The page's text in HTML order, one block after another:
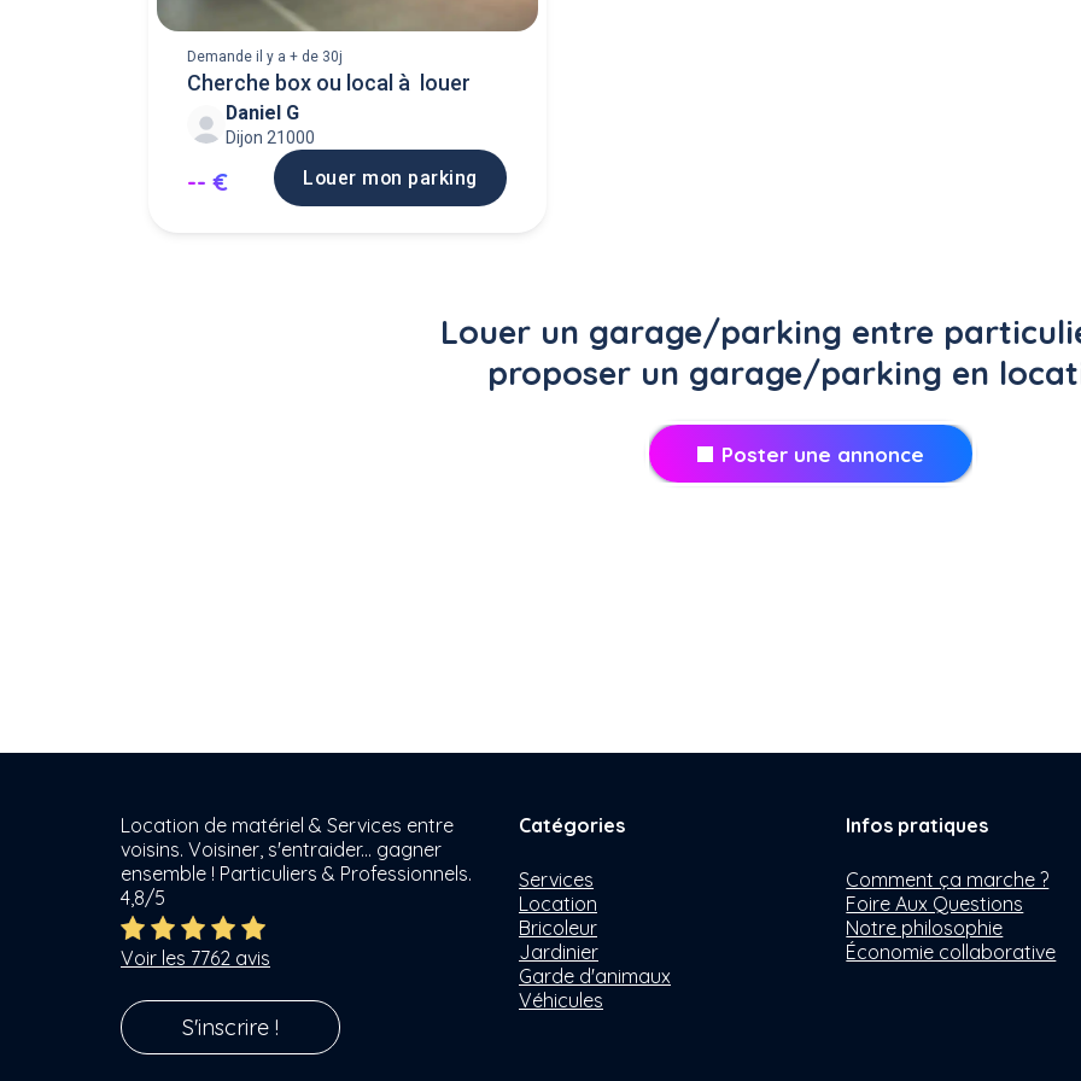
Demande il y a + de 30j
Cherche box ou local à louer
Daniel G
Dijon 21000
-- € Louer mon parking
Louer un garage/parking entre
proposer un garage/parking en
Poster une annonce
Location de matériel & Services entre
voisins. Voisiner, s'entraider... gagner
ensemble ! Particuliers & Professionnels.
4,8/5
Voir les 7762 avis
S'inscrire !
Catégories
Services
Location
Bricoleur
Jardinier
Garde d'animaux
Véhicules
Infos pratiques
Comment ça marche ?
Foire Aux Questions
Notre philosophie
Économie collaborative